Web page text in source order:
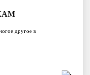
другое в